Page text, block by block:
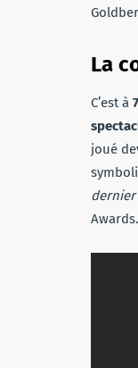
La
C’est à
joué
dernier
Awards.